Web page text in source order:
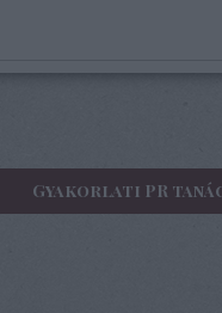
Gyakorlati PR